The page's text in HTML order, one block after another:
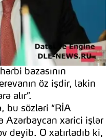
bazasının
öz işdir, lakin
alır”.
bu sözləri “RİA
Azərbaycan xarici işlər
deyib. O xatırladıb ki,